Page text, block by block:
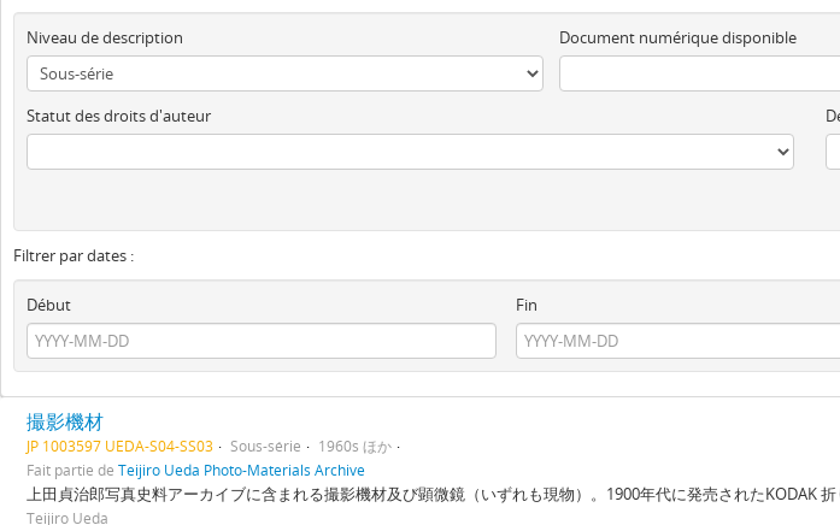
Niveau de description Document numérique disponible
Statut des droits d'auteur
Filtrer par dates :
Début
Fin
撮影機材
JP 1003597 UEDA-S04-SS03 Sous-série
1960s ほか
Fait partie de Teijiro Ueda Photo-Materials Archive
上田貞治郎写真史料アーカイブに含まれる撮影機材及び顕微鏡（いずれも現物）。1900年代に発売されたKODAK
Teijiro Ueda